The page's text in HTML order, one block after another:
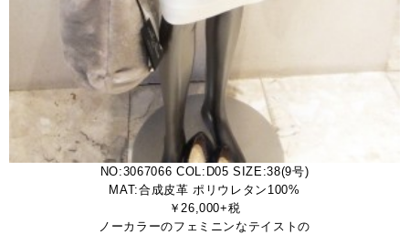
NO:3067066 COL:D05 SIZE:38(9号)
MAT:合成皮革 ポリウレタン100%
￥26,000+税
ノーカラーのフェミニンなテイストの